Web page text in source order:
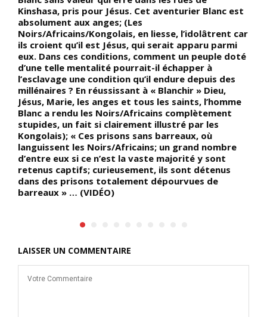
Kinshasa, pris pour Jésus. Cet aventurier Blanc est
absolument aux anges; (Les
Noirs/Africains/Kongolais, en liesse, l’idolâtrent car
ils croient qu’il est Jésus, qui serait apparu parmi
eux. Dans ces conditions, comment un peuple doté
d’une telle mentalité pourrait-il échapper à
l’esclavage une condition qu’il endure depuis des
millénaires ? En réussissant à « Blanchir » Dieu,
Jésus, Marie, les anges et tous les saints, l’homme
Blanc a rendu les Noirs/Africains complètement
stupides, un fait si clairement illustré par les
Kongolais); « Ces prisons sans barreaux, où
languissent les Noirs/Africains; un grand nombre
d’entre eux si ce n’est la vaste majorité y sont
retenus captifs; curieusement, ils sont détenus
dans des prisons totalement dépourvues de
barreaux » … (VIDÉO)
LAISSER UN COMMENTAIRE